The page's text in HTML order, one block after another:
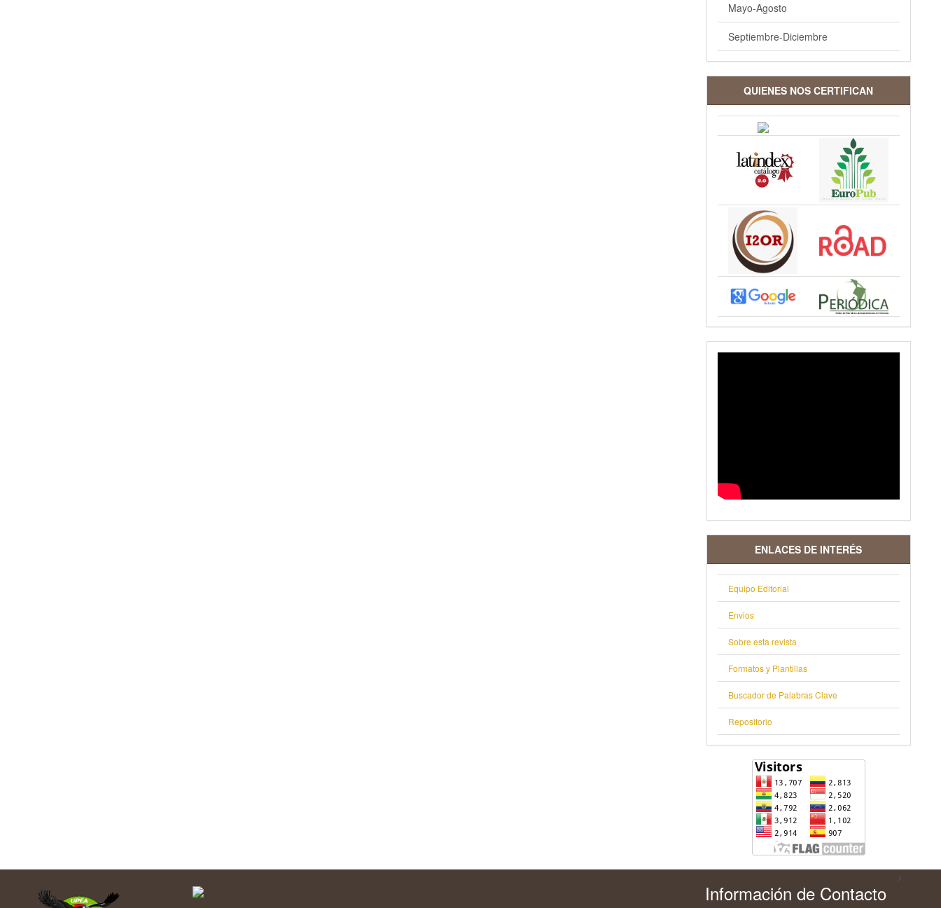
Mayo-Agosto
Septiembre-Diciembre
QUIENES NOS CERTIFICAN
VIDEO
ENLACES DE INTERÉS
Equipo Editorial
Envios
Sobre esta revista
Formatos y Plantillas
Buscador de Palabras Clave
Repositorio
Información de Contacto
>